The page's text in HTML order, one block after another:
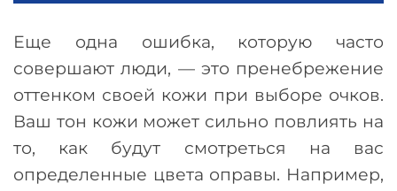
Еще одна ошибка, которую часто
совершают люди, —это пренебрежение
оттенком своей кожи при выборе очков.
Ваш тон кожи может сильно повлиять на
то, как будут смотреться на вас
определенные цвета оправы. Например,